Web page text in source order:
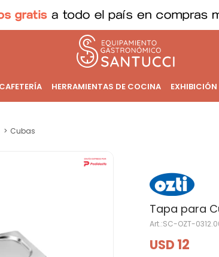
CAFETERÍA HERRAMIENTAS DE COCINA EXHIBICIÓN
Cubas
Tapa para
SC-OZT-
USD 12